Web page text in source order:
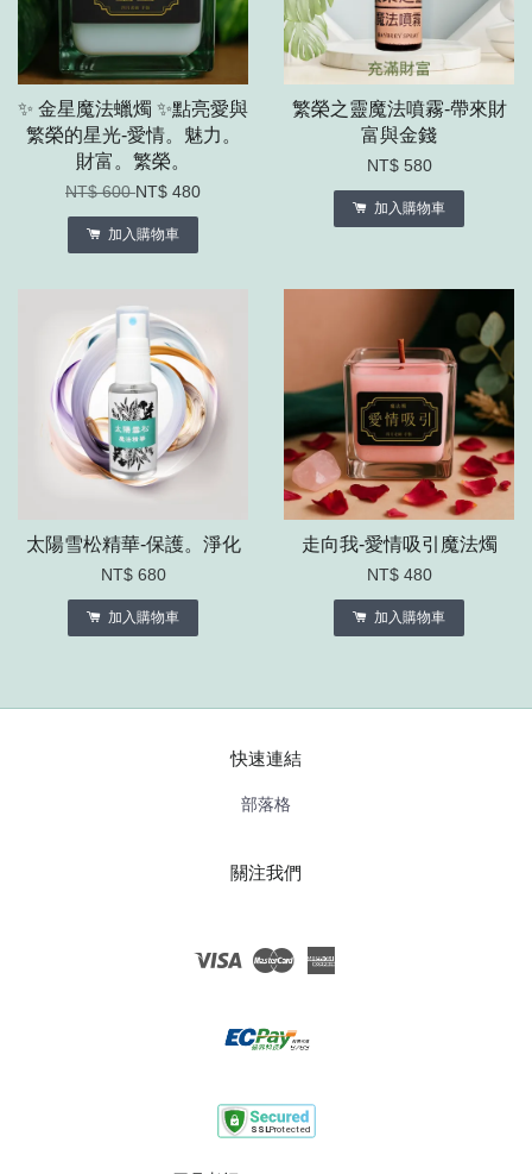
✨ 金星魔法蠟燭 ✨點亮愛與
繁榮的星光-愛情。魅力。
財富。繁榮。
NT$ 600NT$ 480
加入購物車
繁榮之靈魔法噴霧-帶來財
富與金錢
NT$ 580
加入購物車
太陽雪松精華-保護。淨化
NT$ 680
加入購物車
走向我-愛情吸引魔法燭
NT$ 480
加入購物車
快速連結
部落格
關注我們
Visa Master